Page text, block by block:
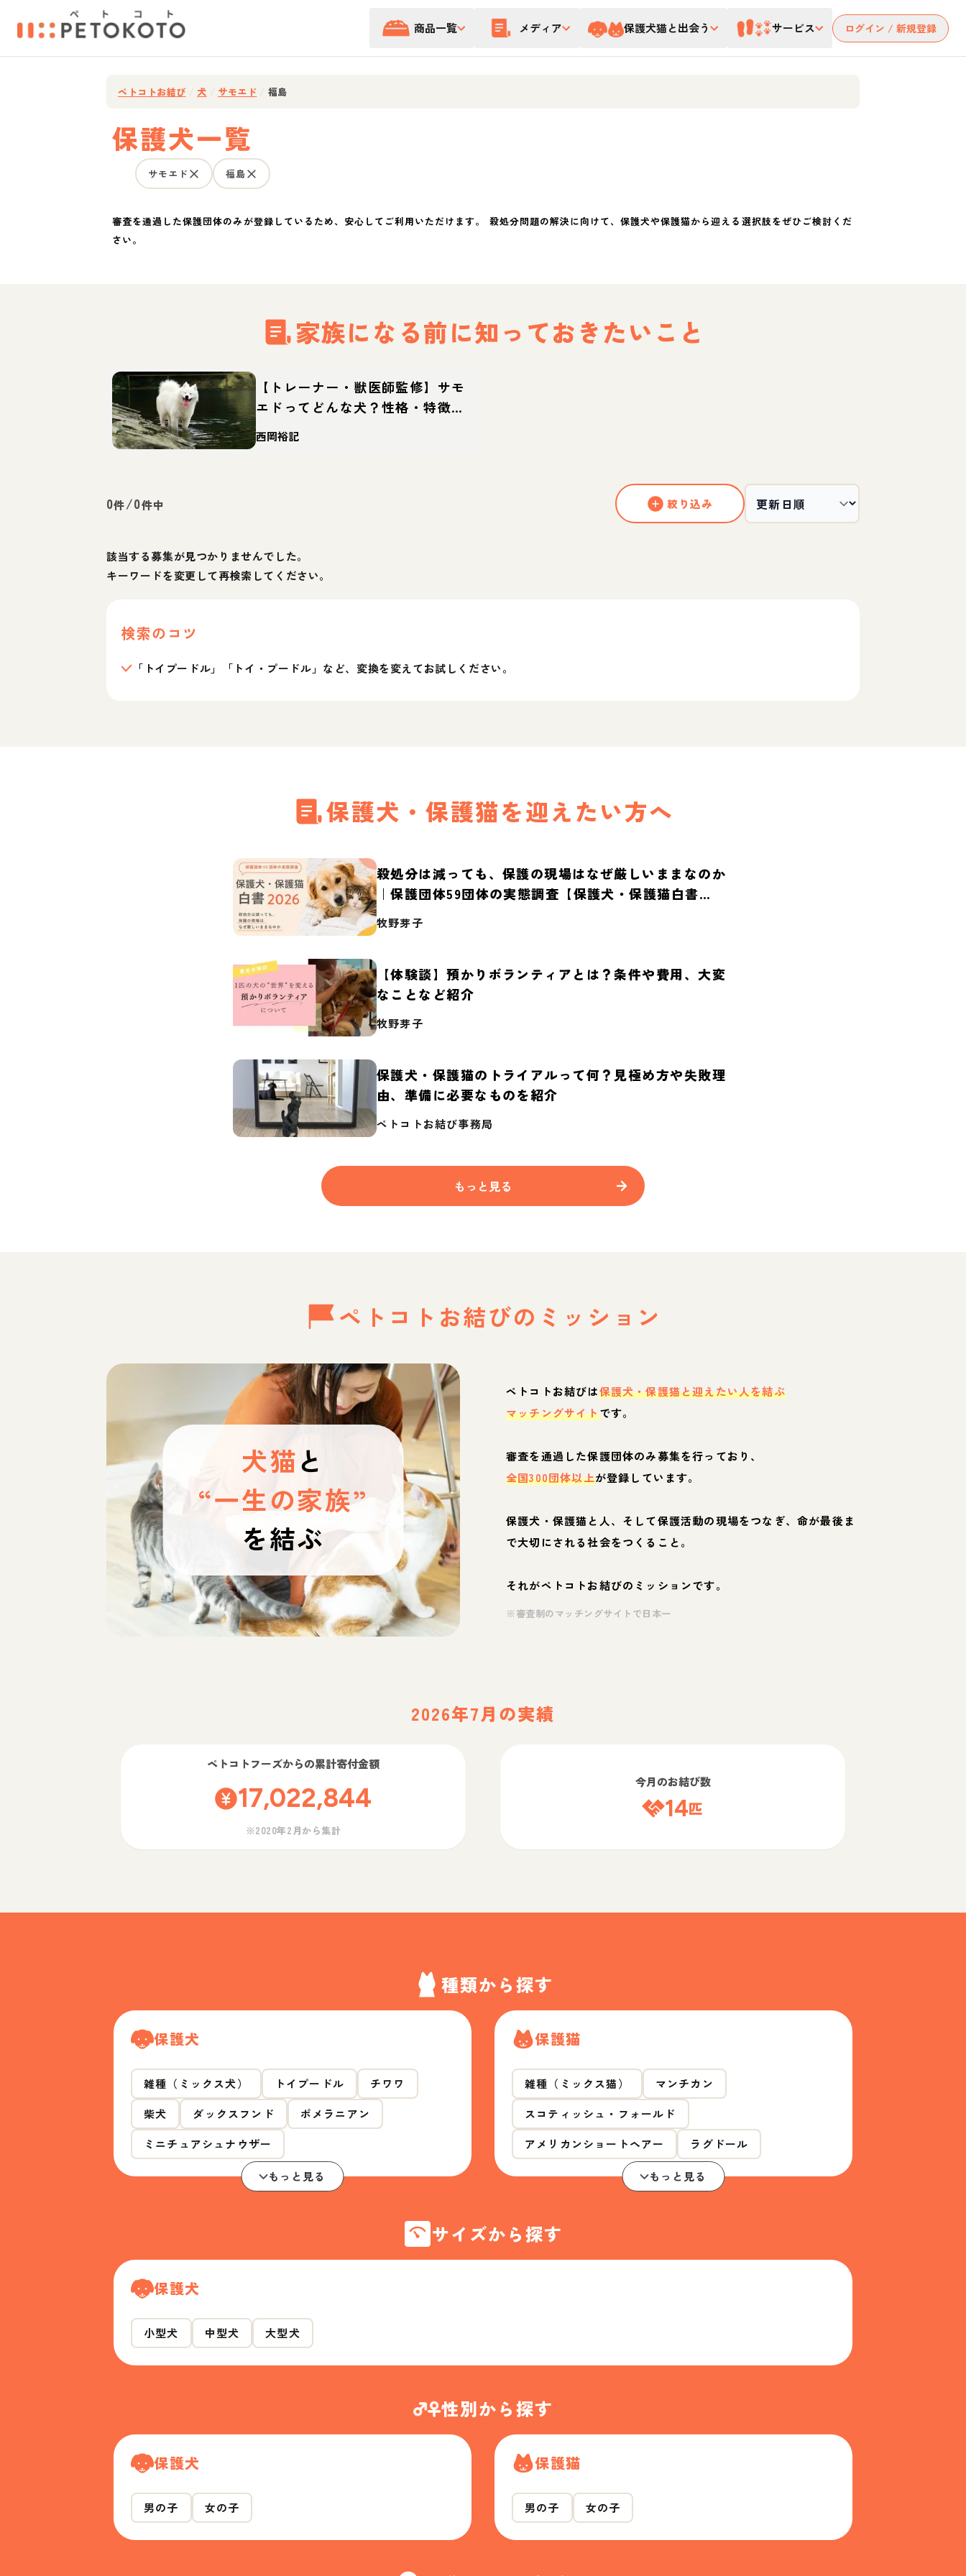
商品一覧 メディア 保護犬猫と出会う サービス ログイン / 新規登録
ペトコトお結び 犬 サモエド 福島
保護犬一覧
サモエド 福島
審査を通過した保護団体のみが登録しているため、安心してご利用いただけます。 殺処分問題の解決に向けて、保護犬や保護猫から迎える選択肢をぜひご検討くだ
さい。
家族になる前に知っておきたいこと
【トレーナー・獣医師監修】サモ
エドってどんな犬？性格・特徴・
育て方・迎え方
西岡裕記
0件/0件中 絞り込み
該当する募集が見つかりませんでした。
キーワードを変更して再検索してください。
検索のコツ
「トイプードル」「トイ・プードル」など、変換を変えてお試しください。
保護犬・保護猫を迎えたい方へ
殺処分は減っても、保護の現場はなぜ厳しいままなのか
｜保護団体59団体の実態調査【保護犬・保護猫白書
2026】
牧野芽子
【体験談】預かりボランティアとは？条件や費用、大変
なことなど紹介
牧野芽子
保護犬・保護猫のトライアルって何？見極め方や失敗理
由、準備に必要なものを紹介
ペトコトお結び事務局
もっと見る
ペトコトお結びの ミッション
犬猫と
“一生の家族”
を結ぶ
ペトコトお結びは保護犬・保護猫と迎えたい人を結ぶ
マッチングサイトです。
審査を通過した保護団体のみ募集を行っており、
全国300団体以上が登録しています。
保護犬・保護猫と人、そして保護活動の現場をつなぎ、命が最後ま
で大切にされる社会をつくること。
それがペトコトお結びのミッションです。
※審査制のマッチングサイトで日本一
2026年7月の実績
ペトコトフーズからの累計寄付金額
17,022,844
※2020年2月から集計
今月のお結び数
14匹
種類から探す
保護犬
雑種（ミックス犬） トイプードル
チワワ
柴犬
ダックスフンド
ポメラニアン
ミニチュアシュナウザー
もっと見る
保護猫
雑種（ミックス猫）
マンチカン
スコティッシュ・フォールド
アメリカンショートヘアー
ラグドール
もっと見る
サイズから探す
保護犬
小型犬 中型犬 大型犬
性別から探す
保護犬
男の子 女の子
保護猫
男の子 女の子